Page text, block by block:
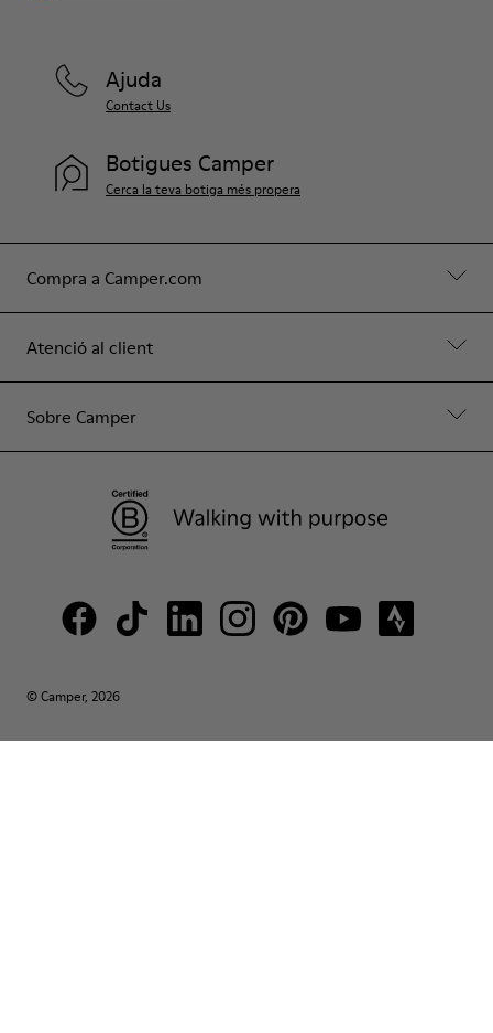
Compra a Camper.com
Atenció al client
Sobre Camper
Ajuda
Contact Us
Botigues Camper
Cerca la teva botiga més propera
© Camper, 2026